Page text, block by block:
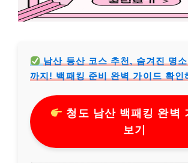
남산 등산 코스 추천, 숨겨진 명
까지! 백패킹 준비 완벽 가이드 확인
청도 남산 백패킹 완벽
보기